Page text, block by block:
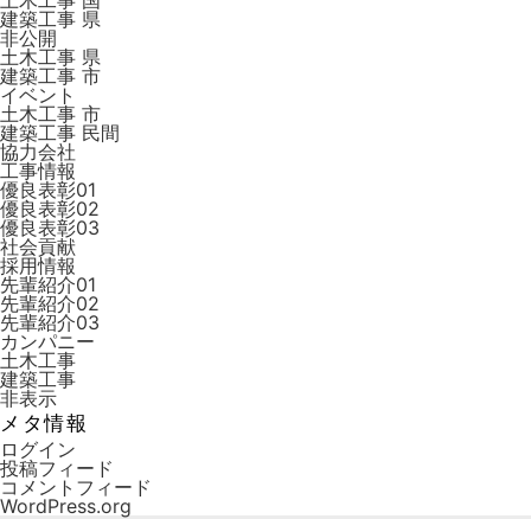
建築工事 県
非公開
土木工事 県
建築工事 市
イベント
土木工事 市
建築工事 ⺠間
協力会社
工事情報
優良表彰01
優良表彰02
優良表彰03
社会貢献
採用情報
先輩紹介01
先輩紹介02
先輩紹介03
カンパニー
土木工事
建築工事
非表示
メタ情報
ログイン
投稿フィード
コメントフィード
WordPress.org